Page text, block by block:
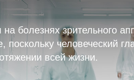
болезнях зрительного
человеческий
всей жизни.